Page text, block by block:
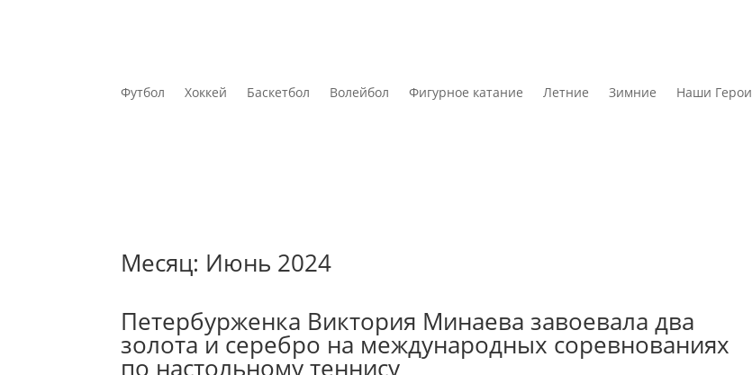
Футбол Хоккей Баскетбол Волейбол Фигурное катание Летние Зимние Наши Герои
Месяц: Июнь 2024
Петербурженка Виктория Минаева завоевала два
золота и серебро на международных соревнованиях
по настольному теннису